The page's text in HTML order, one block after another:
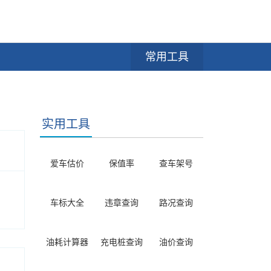
常用工具
实用工具
爱车估价 保值率 查车架号
车标大全 违章查询 路况查询
油耗计算器 充电桩查询 油价查询